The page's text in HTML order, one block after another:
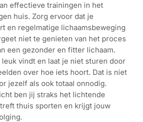
effectieve trainingen in het
huis. Zorg ervoor dat je
en regelmatige lichaamsbeweging
niet te genieten van het proces
een gezonder en fitter lichaam.
leuk vindt en laat je niet sturen door
over hoe iets hoort. Dat is niet
jezelf als ook totaal onnodig.
ben jij straks het lichtende
thuis sporten en krijgt jouw